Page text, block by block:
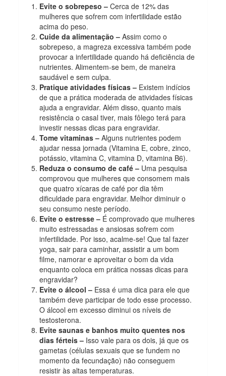
Evite o sobrepeso – Cerca de 12% das
mulheres que sofrem com infertilidade estão
acima do peso.
Cuide da alimentação – Assim como o
sobrepeso, a magreza excessiva também pode
provocar a infertilidade quando há deficiência de
nutrientes. Alimentem-se bem, de maneira
saudável e sem culpa.
Pratique atividades físicas – Existem indícios
de que a prática moderada de atividades físicas
ajuda a engravidar. Além disso, quanto mais
resistência o casal tiver, mais fôlego terá para
investir nessas dicas para engravidar.
Tome vitaminas – Alguns nutrientes podem
ajudar nessa jornada (Vitamina E, cobre, zinco,
potássio, vitamina C, vitamina D, vitamina B6).
Reduza o consumo de café – Uma pesquisa
comprovou que mulheres que consomem mais
que quatro xícaras de café por dia têm
dificuldade para engravidar. Melhor diminuir o
seu consumo neste período.
Evite o estresse – É comprovado que mulheres
muito estressadas e ansiosas sofrem com
infertilidade. Por isso, acalme-se! Que tal fazer
yoga, sair para caminhar, assistir a um bom
filme, namorar e aproveitar o bom da vida
enquanto coloca em prática nossas dicas para
engravidar?
Evite o álcool – Essa é uma dica para ele que
também deve participar de todo esse processo.
O álcool em excesso diminui os níveis de
testosterona.
Evite saunas e banhos muito quentes nos
dias férteis – Isso vale para os dois, já que os
gametas (células sexuais que se fundem no
momento da fecundação) não conseguem
resistir às altas temperaturas.